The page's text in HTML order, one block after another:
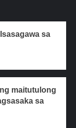
sa
maitutulong
sa